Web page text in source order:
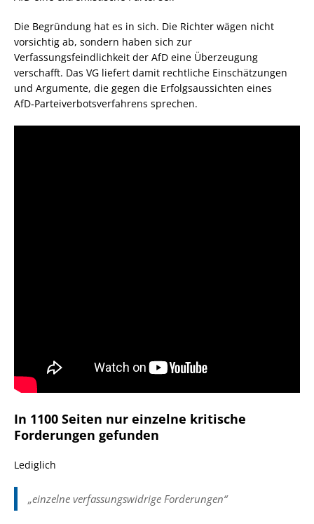
Die Begründung hat es in sich. Die Richter wägen nicht
vorsichtig ab, sondern haben sich zur
Verfassungsfeindlichkeit der AfD eine Überzeugung
verschafft. Das VG liefert damit rechtliche Einschätzungen
und Argumente, die gegen die Erfolgsaussichten eines
AfD‑Parteiverbotsverfahrens sprechen.
In 1100 Seiten nur einzelne kritische
Forderungen gefunden
Lediglich
„einzelne verfassungswidrige Forderungen“